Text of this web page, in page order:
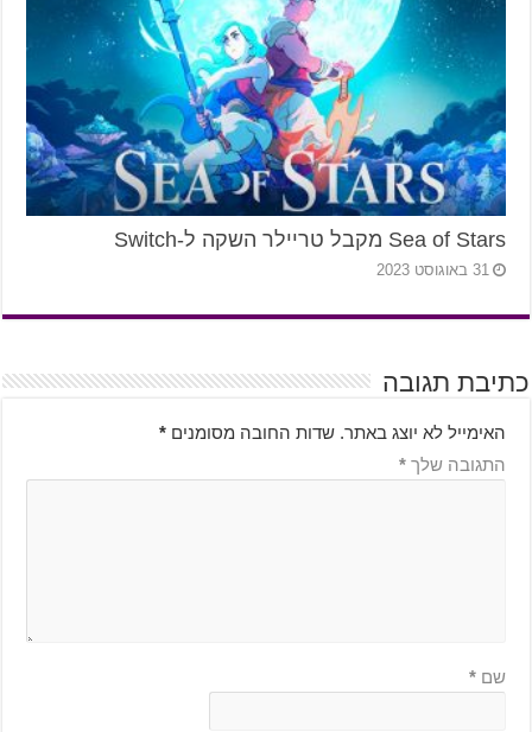
Sea of Stars מקבל טריילר השקה ל-Switch
31 באוגוסט 2023
כתיבת תגובה
האימייל לא יוצג באתר. שדות החובה מסומנים *
התגובה שלך *
שם *